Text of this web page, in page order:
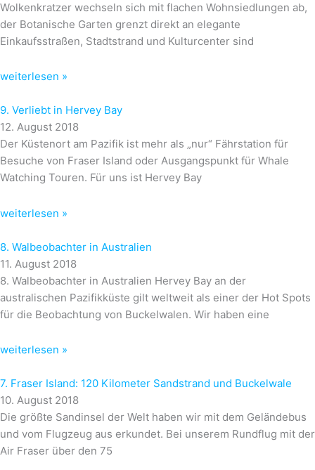
Wolkenkratzer wechseln sich mit flachen Wohnsiedlungen ab,
der Botanische Garten grenzt direkt an elegante
Einkaufsstraßen, Stadtstrand und Kulturcenter sind
weiterlesen »
9. Verliebt in Hervey Bay
12. August 2018
Der Küstenort am Pazifik ist mehr als „nur“ Fährstation für
Besuche von Fraser Island oder Ausgangspunkt für Whale
Watching Touren. Für uns ist Hervey Bay
weiterlesen »
8. Walbeobachter in Australien
11. August 2018
8. Walbeobachter in Australien Hervey Bay an der
australischen Pazifikküste gilt weltweit als einer der Hot Spots
für die Beobachtung von Buckelwalen. Wir haben eine
weiterlesen »
7. Fraser Island: 120 Kilometer Sandstrand und Buckelwale
10. August 2018
Die größte Sandinsel der Welt haben wir mit dem Geländebus
und vom Flugzeug aus erkundet. Bei unserem Rundflug mit der
Air Fraser über den 75